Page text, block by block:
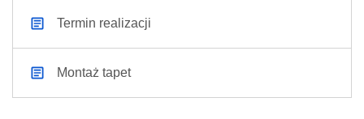
Termin realizacji
Montaż tapet